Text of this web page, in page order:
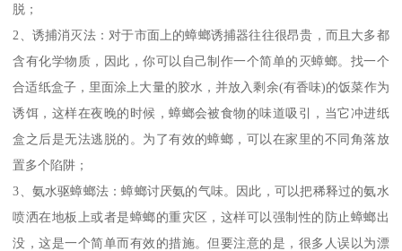
脱；
2、诱捕消灭法：对于市面上的蟑螂诱捕器往往很昂贵，而且大多都
含有化学物质，因此，你可以自己制作一个简单的灭蟑螂。找一个
合适纸盒子，里面涂上大量的胶水，并放入剩余(有香味)的饭菜作为
诱饵，这样在夜晚的时候，蟑螂会被食物的味道吸引，当它冲进纸
盒之后是无法逃脱的。为了有效的蟑螂，可以在家里的不同角落放
置多个陷阱；
3、氨水驱蟑螂法：蟑螂讨厌氨的气味。因此，可以把稀释过的氨水
喷洒在地板上或者是蟑螂的重灾区，这样可以强制性的防止蟑螂出
没，这是一个简单而有效的措施。但要注意的是，很多人误以为漂